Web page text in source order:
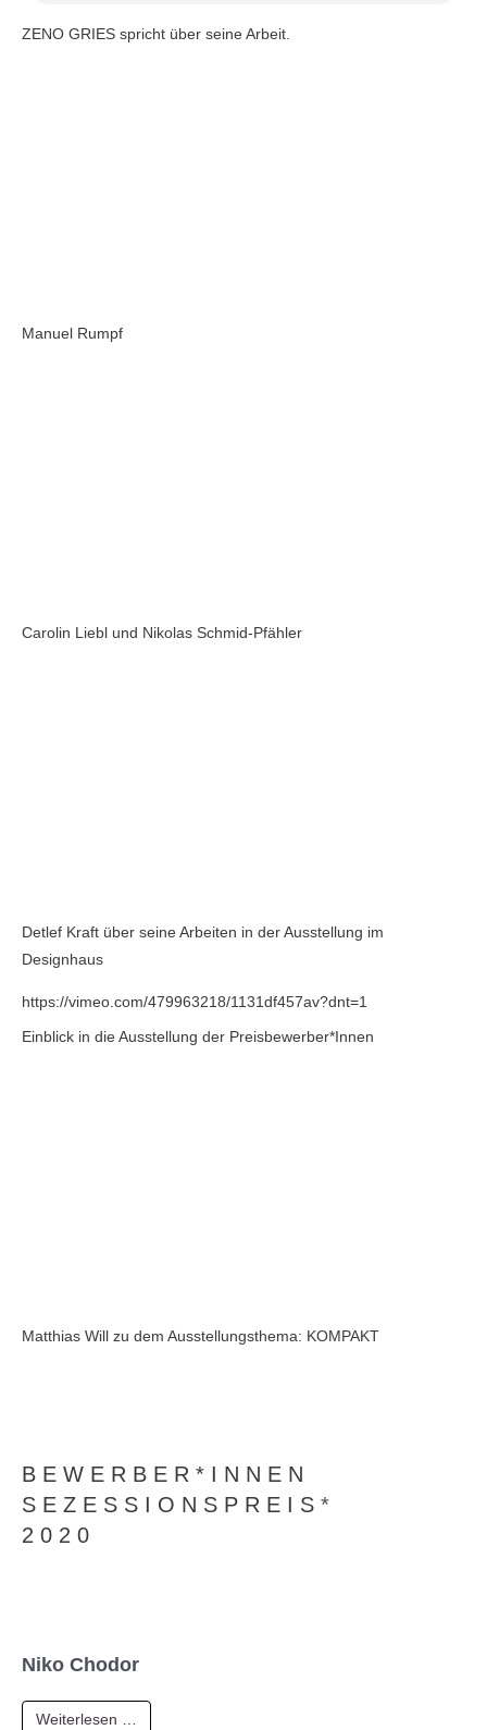
ZENO GRIES spricht über seine Arbeit.
Manuel Rumpf
Carolin Liebl und Nikolas Schmid-Pfähler
Detlef Kraft über seine Arbeiten in der Ausstellung im
Designhaus
https://vimeo.com/479963218/1131df457av?dnt=1
Einblick in die Ausstellung der Preisbewerber*Innen
Matthias Will zu dem Ausstellungsthema: KOMPAKT
B E W E R B E R * I N N E N
S E Z E S S I O N S P R E I S *
2 0 2 0
Niko Chodor
Weiterlesen …